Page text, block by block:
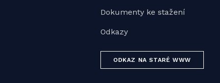
Dokumenty ke stažení
Odkazy
ODKAZ NA STARÉ WWW